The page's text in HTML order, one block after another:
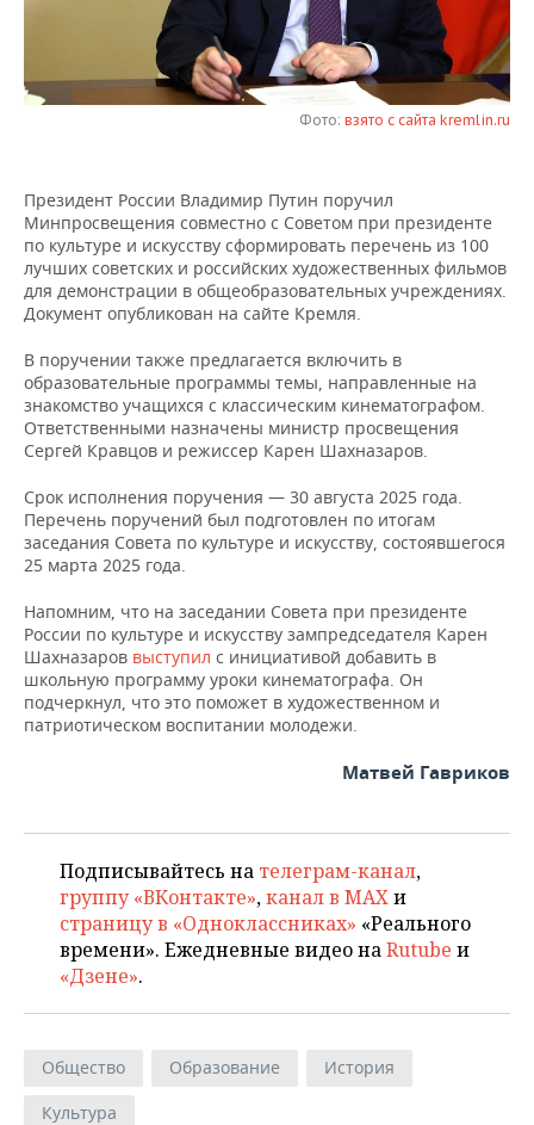
РОЗНИЧНАЯ ТОРГОВЛЯ
ТРАНСПОРТ
НОВОСТИ ТЕХНОЛОГИЙ
IT
ТЕЛЕКОММУНИКАЦИИ
МЕРОПРИЯТИЯ
НОВОСТИ МЕРОПРИЯТИЙ
БИЗНЕС-БРАНЧИ
ONLINE-КОНФЕРЕНЦИИ
ОТКРЫТАЯ ЛЕКЦИЯ
СПОРТ
ФУТБОЛ
ХОККЕЙ
БАСКЕТБОЛ
ВОЛЕЙБОЛ
КИБЕРСПОРТ
ВОДНЫЕ ВИДЫ СПОРТА
НОВОСТИ ОБЩЕСТВА
ВЛАСТЬ
ИНФРАСТРУКТУРА
ИСТОРИЯ
КУЛЬТУРА
ОБРАЗОВАНИЕ
ФОТОГАЛЕРЕЯ
СЮЖЕТЫ
СПРАВОЧНИК
СПИСОК ПЕРСОН
СПИСОК КОМПАНИЙ
ПОЛНАЯ ВЕРСИЯ
Фото: взято с сайта kremlin.ru
Президент России Владимир Путин поручил
Минпросвещения совместно с Советом при президенте
по культуре и искусству сформировать перечень из 100
лучших советских и российских художественных фильмов
для демонстрации в общеобразовательных учреждениях.
Документ опубликован на сайте Кремля.
В поручении также предлагается включить в
образовательные программы темы, направленные на
знакомство учащихся с классическим кинематографом.
Ответственными назначены министр просвещения
Сергей Кравцов и режиссер Карен Шахназаров.
Срок исполнения поручения — 30 августа 2025 года.
Перечень поручений был подготовлен по итогам
заседания Совета по культуре и искусству, состоявшегося
25 марта 2025 года.
Напомним, что на заседании Совета при президенте
России по культуре и искусству зампредседателя Карен
Шахназаров выступил с инициативой добавить в
школьную программу уроки кинематографа. Он
подчеркнул, что это поможет в художественном и
патриотическом воспитании молодежи.
Матвей Гавриков
Подписывайтесь на телеграм-канал,
группу «ВКонтакте»,канал в MAXи
страницу в «Одноклассниках» «Реального
времени». Ежедневные видео наRutube и
«Дзене».
Общество Образование
История
Культура